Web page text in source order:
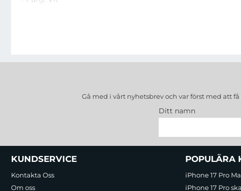
Gå med i vårt nyhetsbrev och var först med att
Ditt namn
Sidfot Blandad info och länkar
KUNDSERVICE
Kontakta Oss
Om oss
POPULÄRA
iPhone 17 Pro
iPhone 17 Pro